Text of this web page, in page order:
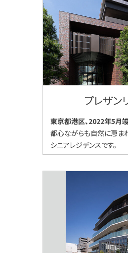
プレザン
東京都港区、2022年5月
都心ながらも自然に恵ま
シニアレジデンスです。